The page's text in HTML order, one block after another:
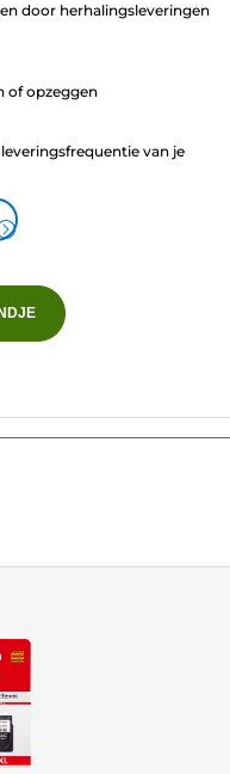
door herhalingsleveringen
of opzeggen
van je